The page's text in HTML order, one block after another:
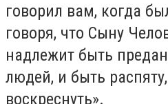
говорил вам, когда
говоря, что Сыну
надлежит быть
людей, и быть
воскреснуть».